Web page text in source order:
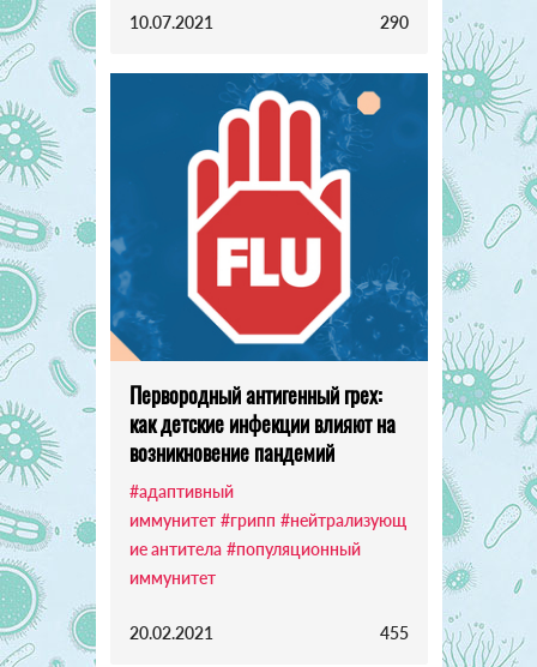
10.07.2021 290
Первородный антигенный грех:
как детские инфекции влияют на
возникновение пандемий
#адаптивный
иммунитет #грипп #нейтрализующ
ие антитела #популяционный
иммунитет
20.02.2021 455